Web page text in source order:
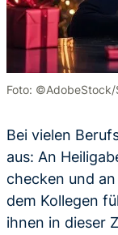
Foto: ©AdobeStock/
Bei vielen
aus: An
checken und
dem Kollegen
ihnen in dieser